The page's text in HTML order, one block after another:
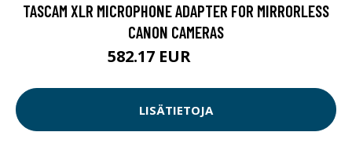
TASCAM XLR MICROPHONE ADAPTER FOR MIRRORLESS
CANON CAMERAS
582.17 EUR
LISÄTIETOJA